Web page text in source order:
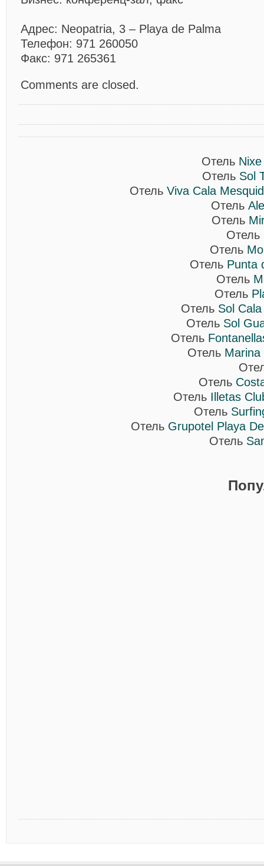
Адрес: Neopatria, 3 – Playa de Palma
Телефон: 971 260050
Факс: 971 265361
Comments are closed.
Отель
Отель Sol
Отель Viva Cala
Отель
Отель
Отель
Отель
Отель Punta
Отель
Отель
Отель Sol
Отель Sol
Отель
Отель Marina
Отель
Отель Illetas
Отель
Отель Grupotel Playa
Отель